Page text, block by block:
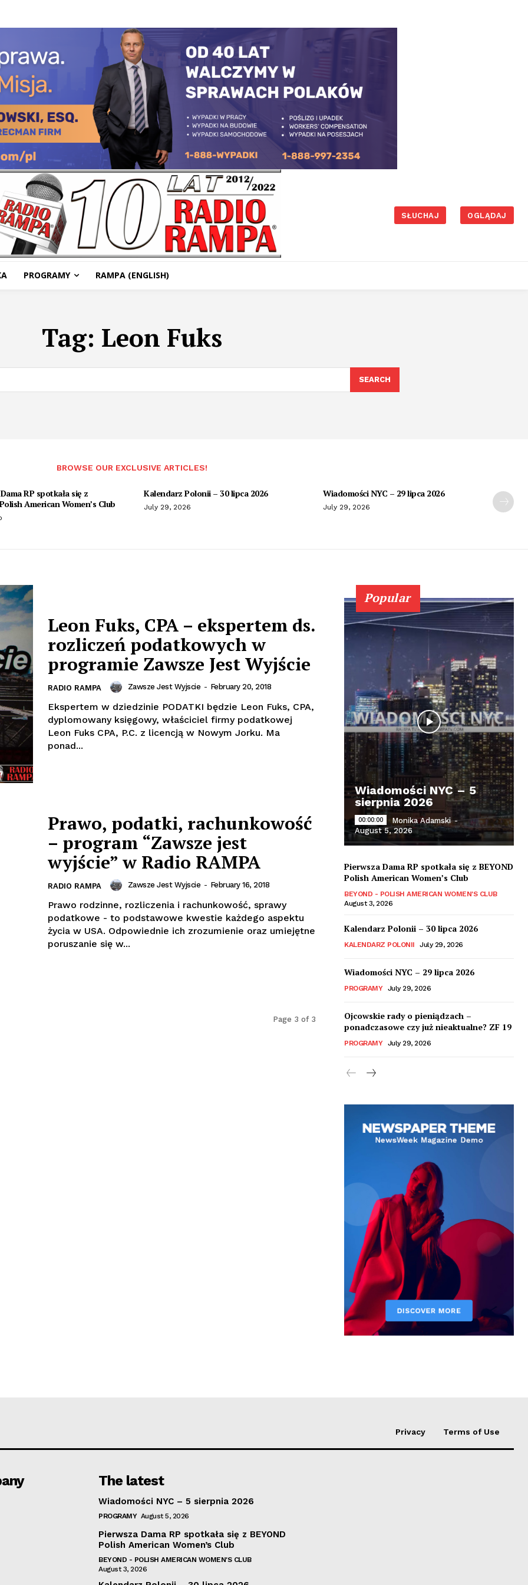
SŁUCHAJ OGLĄDAJ
PROGRAMY RAMPA (ENGLISH)
Tag: Leon Fuks
SEARCH
BROWSE OUR EXCLUSIVE ARTICLES!
RP spotkała się z
American Women’s Club
Kalendarz Polonii – 30 lipca 2026
July 29, 2026
Wiadomości NYC – 29 lipca 2026
July 29, 2026
Leon Fuks, CPA – ekspertem ds.
rozliczeń podatkowych w
programie Zawsze Jest Wyjście
RADIO RAMPA Zawsze Jest Wyjscie - February 20, 2018
Ekspertem w dziedzinie PODATKI będzie Leon Fuks, CPA,
dyplomowany księgowy, właściciel firmy podatkowej
Leon Fuks CPA, P.C. z licencją w Nowym Jorku. Ma
ponad...
Prawo, podatki, rachunkowość
– program “Zawsze jest
wyjście” w Radio RAMPA
RADIO RAMPA Zawsze Jest Wyjscie - February 16, 2018
Prawo rodzinne, rozliczenia i rachunkowość, sprawy
podatkowe - to podstawowe kwestie każdego aspektu
życia w USA. Odpowiednie ich zrozumienie oraz umiejętne
poruszanie się w...
Page 3 of 3
Popular
Wiadomości NYC – 5
sierpnia 2026
00:00:00 Monika Adamski -
August 5, 2026
Pierwsza Dama RP spotkała się z BEYOND
Polish American Women’s Club
BEYOND - POLISH AMERICAN WOMEN'S CLUB
August 3, 2026
Kalendarz Polonii – 30 lipca 2026
KALENDARZ POLONII July 29, 2026
Wiadomości NYC – 29 lipca 2026
PROGRAMY July 29, 2026
Ojcowskie rady o pieniądzach –
ponadczasowe czy już nieaktualne? ZF 19
PROGRAMY July 29, 2026
Privacy Terms of Use
The latest
Wiadomości NYC – 5 sierpnia 2026
PROGRAMY August 5, 2026
Pierwsza Dama RP spotkała się z BEYOND
Polish American Women’s Club
BEYOND - POLISH AMERICAN WOMEN'S CLUB
August 3, 2026